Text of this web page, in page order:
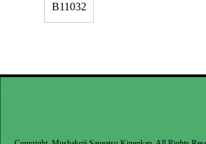
B11032